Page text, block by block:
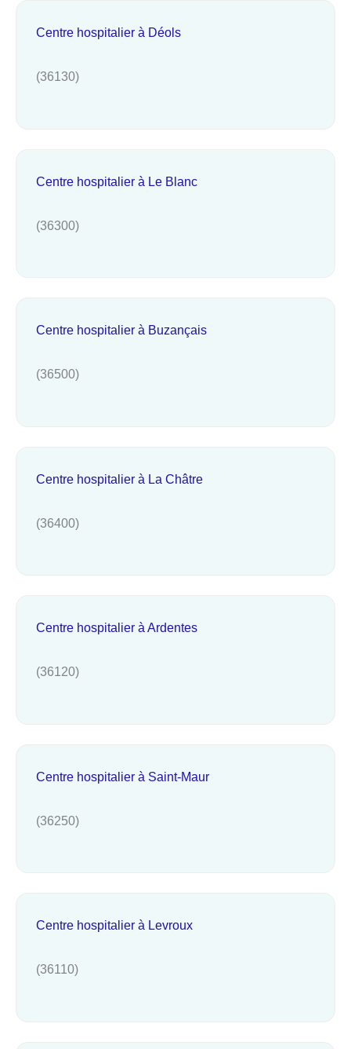
Centre hospitalier à Déols
(36130)
Centre hospitalier à Le Blanc
(36300)
Centre hospitalier à Buzançais
(36500)
Centre hospitalier à La Châtre
(36400)
Centre hospitalier à Ardentes
(36120)
Centre hospitalier à Saint-Maur
(36250)
Centre hospitalier à Levroux
(36110)